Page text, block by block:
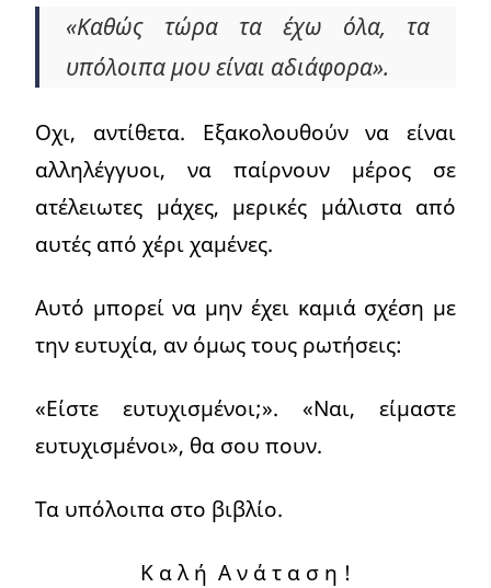
«Καθώς τώρα τα έχω όλα, τα
υπόλοιπα μου είναι αδιάφορα».
Οχι, αντίθετα. Εξακολουθούν να είναι
αλληλέγγυοι, να παίρνουν μέρος σε
ατέλειωτες μάχες, μερικές μάλιστα από
αυτές από χέρι χαμένες.
Αυτό μπορεί να μην έχει καμιά σχέση με
την ευτυχία, αν όμως τους ρωτήσεις:
«Είστε ευτυχισμένοι;». «Ναι, είμαστε
ευτυχισμένοι», θα σου πουν.
Τα υπόλοιπα στο βιβλίο.
Κ α λ ή Α ν ά τ α σ η !